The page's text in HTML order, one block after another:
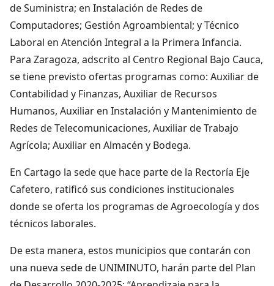
de Suministra; en Instalación de Redes de
Computadores; Gestión Agroambiental; y Técnico
Laboral en Atención Integral a la Primera Infancia.
Para Zaragoza, adscrito al Centro Regional Bajo Cauca,
se tiene previsto ofertas programas como: Auxiliar de
Contabilidad y Finanzas, Auxiliar de Recursos
Humanos, Auxiliar en Instalación y Mantenimiento de
Redes de Telecomunicaciones, Auxiliar de Trabajo
Agrícola; Auxiliar en Almacén y Bodega.
En Cartago la sede que hace parte de la Rectoría Eje
Cafetero, ratificó sus condiciones institucionales
donde se oferta los programas de Agroecología y dos
técnicos laborales.
De esta manera, estos municipios que contarán con
una nueva sede de UNIMINUTO, harán parte del Plan